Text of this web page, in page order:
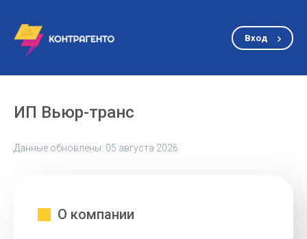
Вход
ИП Вьюр-транс
Данные обновлены: 05 августа 2026
О компании